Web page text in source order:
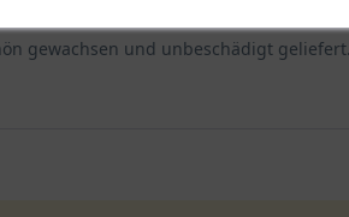
gewachsen und unbeschädigt